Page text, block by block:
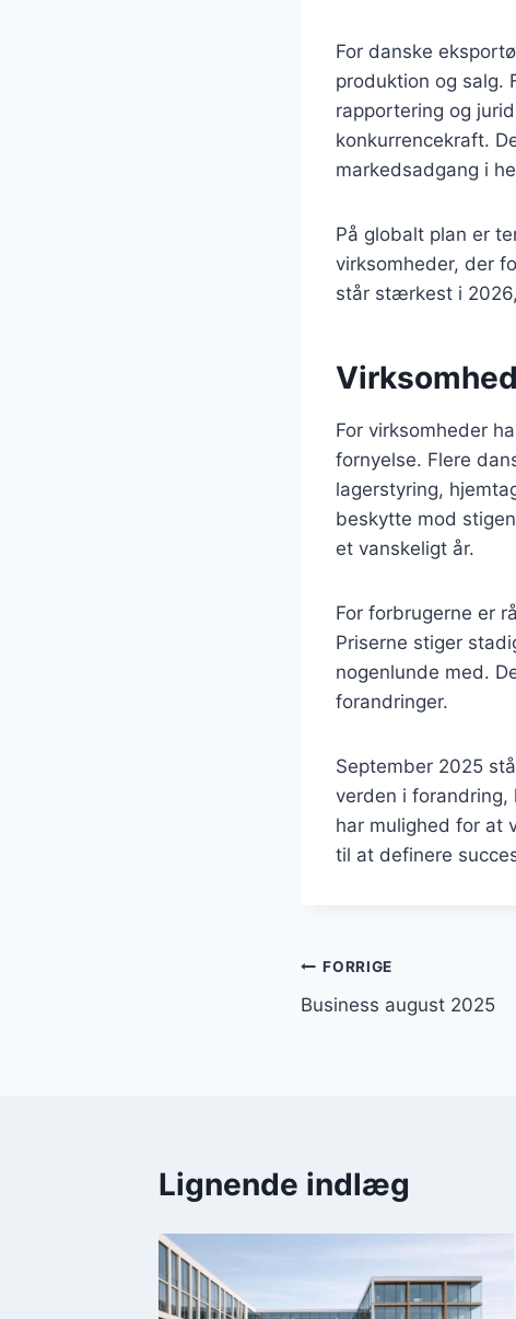
For danske
produktion og salg.
rapportering og
konkurrencekraft.
markedsadgang i
På globalt plan er
virksomheder, der
står stærkest i
For virksomheder
fornyelse. Flere
lagerstyring,
beskytte mod
et vanskeligt år.
For forbrugerne er
Priserne stiger
nogenlunde med.
forandringer.
September 2025
verden i forandring,
har mulighed for at
til at definere
FORRIGE
Business august 2025
Lignende indlæg